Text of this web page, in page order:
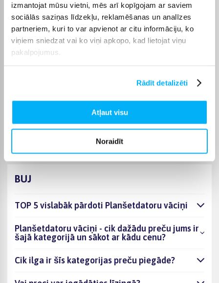
izmantojat mūsu vietni, mēs arī kopīgojam ar saviem
sociālās saziņas līdzekļu, reklamēšanas un analīzes
partneriem, kuri to var apvienot ar citu informāciju, ko
viņiem sniedzat vai ko viņi apkopo, kad lietojat viņu
pakalpojumus.
Rādīt detalizēti
Atļaut visu
Noraidīt
BIGBOX.LV piedāvā iespēju par pirkumu norēķināties 6
vienādos maksājumos, tāpēc lielākus pirkumus iespējams
plānot ērtāk, sadalot maksājumu vairākās daļās. Pasūtījumi
tiek piegādāti visā Latvijā: piegāde uz pakomātiem maksā no
2,99 €, bet pasūtījumiem virs 499 € piegāde uz pakomātu ir bez
maksas. Kurjera piegādes cena sākas no 3,99 €. Precīzu
Izvēloties piemērotu preci no kategorijas Planšetdatoru
laikā, lai pirkumu internetā varētu saņemt bez liekas
kavēšanās.
BUJ
TOP 5 vislabāk pārdoti Planšetdatoru vāciņi
Planšetdatoru vāciņi - cik dažādu preču jums ir
šajā kategorijā un sākot ar kādu cenu?
Cik ilga ir šīs kategorijas preču piegāde?